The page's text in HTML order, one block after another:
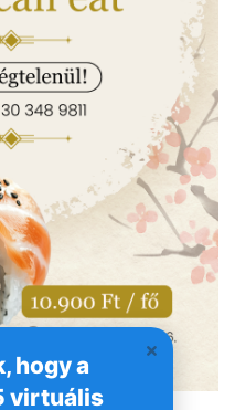
hogy a
virtuális